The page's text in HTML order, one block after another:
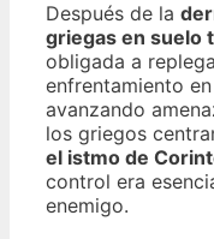
Después de la
griegas en suelo
obligada a
enfrentamiento
avanzando
los griegos
el istmo de
control era
enemigo.